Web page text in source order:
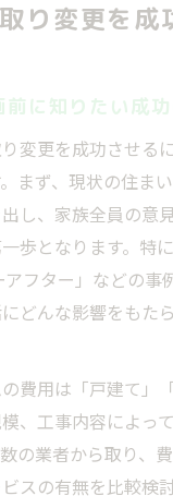
り変更を成
前に知りたい成
変更を成功させる
まず、現状の住ま
し、家族全員の意
歩となります。特
フター」などの事
どんな影響をもた
費用は「戸建て」
、工事内容によっ
の業者から取り、
スの有無を比較検